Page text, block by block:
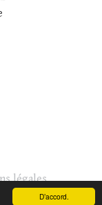
D’accord.
légales